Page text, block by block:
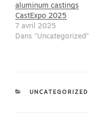
aluminum castings
CastExpo 2025
7 avril 2025
Dans "Uncategorized"
CATÉGORIES
UNCATEGORIZED